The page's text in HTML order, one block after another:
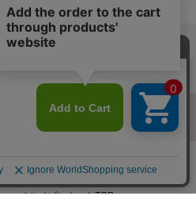
ご利用規約
ベルメゾンネットTOPへ